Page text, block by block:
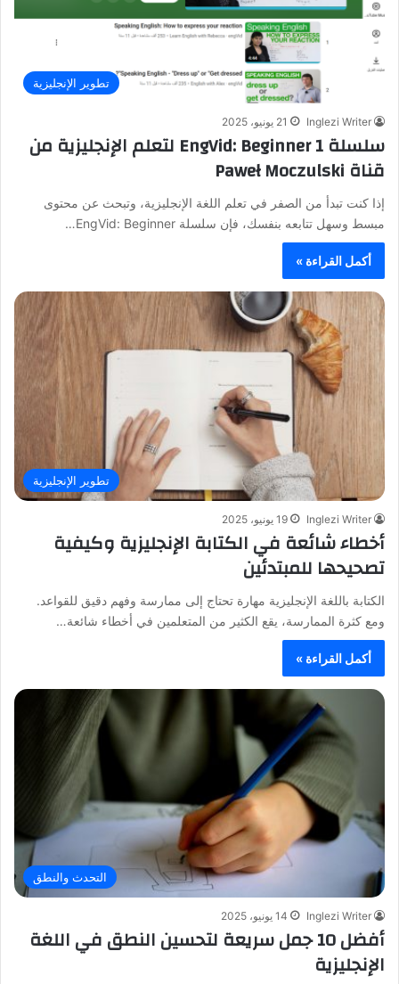
تطوير الإنجليزية
Inglezi Writer 21 يونيو، 2025
سلسلة EngVid: Beginner 1 لتعلم الإنجليزية من
قناة Paweł Moczulski
إذا كنت تبدأ من الصفر في تعلم اللغة الإنجليزية، وتبحث عن محتوى
مبسط وسهل تتابعه بنفسك، فإن سلسلة EngVid: Beginner…
أكمل القراءة »
تطوير الإنجليزية
Inglezi Writer 19 يونيو، 2025
أخطاء شائعة في الكتابة الإنجليزية وكيفية
تصحيحها للمبتدئين
الكتابة باللغة الإنجليزية مهارة تحتاج إلى ممارسة وفهم دقيق للقواعد.
ومع كثرة الممارسة، يقع الكثير من المتعلمين في أخطاء شائعة…
أكمل القراءة »
التحدث والنطق
Inglezi Writer 14 يونيو، 2025
أفضل 10 جمل سريعة لتحسين النطق في اللغة
الإنجليزية